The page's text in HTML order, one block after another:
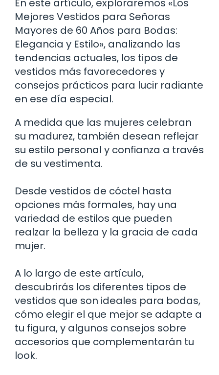
En este artículo, exploraremos «Los
Mejores Vestidos para Señoras
Mayores de 60 Años para Bodas:
Elegancia y Estilo», analizando las
tendencias actuales, los tipos de
vestidos más favorecedores y
consejos prácticos para lucir radiante
en ese día especial.
A medida que las mujeres celebran
su madurez, también desean reflejar
su estilo personal y confianza a través
de su vestimenta.
Desde vestidos de cóctel hasta
opciones más formales, hay una
variedad de estilos que pueden
realzar la belleza y la gracia de cada
mujer.
A lo largo de este artículo,
descubrirás los diferentes tipos de
vestidos que son ideales para bodas,
cómo elegir el que mejor se adapte a
tu figura, y algunos consejos sobre
accesorios que complementarán tu
look.